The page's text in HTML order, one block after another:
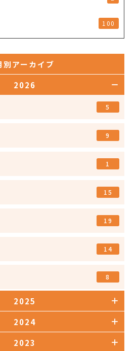
100
別アーカイブ
2026
5
9
1
15
19
14
8
2025
2024
2023